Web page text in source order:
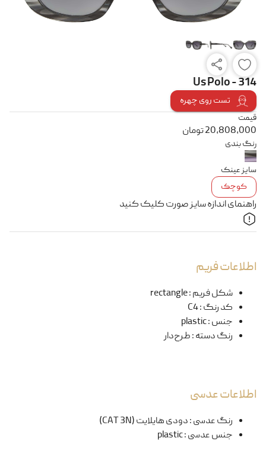
Us Polo - 314
تست روی چهره
قیمت
20,808,000تومان
رنگ بندی
سایز عینک
کوچک
راهنمای اندازه سایز صورت کلیک کنید
اطلاعات فریم
شکل فریم:
rectangle
کد رنگ:
C4
جنس:
plastic
رنگ دسته:طرح‌دار
اطلاعات عدسی
رنگ عدسی:دودی هایلایت (CAT 3N)
جنس عدسی:
plastic